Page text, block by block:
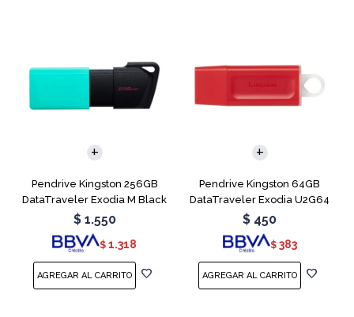
Pendrive Kingston 256GB
DataTraveler Exodia M Black
Teal
$ 1.550
$ 1.318
Pendrive Kingston 64GB
DataTraveler Exodia U2G64
Red
$ 450
$ 383